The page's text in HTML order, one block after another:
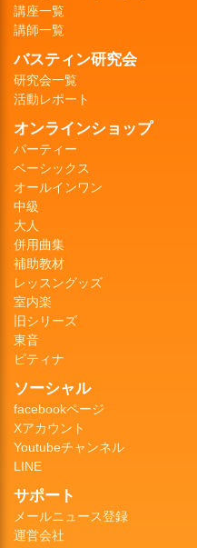
講座一覧
講師一覧
バスティン研究会
研究会一覧
活動レポート
オンラインショップ
パーティー
ベーシックス
オールインワン
中級
大人
併用曲集
補助教材
レッスングッズ
室内楽
旧シリーズ
東音
ピティナ
ソーシャル
facebookページ
Xアカウント
Youtubeチャンネル
LINE
サポート
メールニュース登録
運営会社